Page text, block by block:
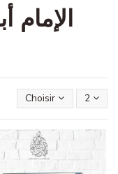
Choisir 2